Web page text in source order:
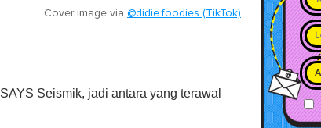
Cover image via @didie.foodies (TikTok)
SAYS Seismik, jadi antara yang terawal